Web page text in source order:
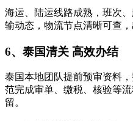
海运、陆运线路成熟，班次
输动态，物流节点清晰可查
6、泰国清关 高效办结
泰国本地团队提前预审资料
范完成审单、缴税、核验等
留。